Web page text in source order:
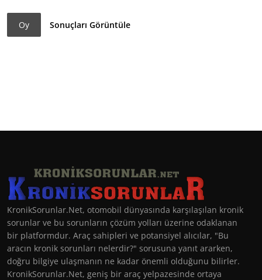
Oy Sonuçları Görüntüle
KronikSorunlar.Net, otomobil dünyasında karşılaşılan kronik
sorunlar ve bu sorunların çözüm yolları üzerine odaklanan
bir platformdur. Araç sahipleri ve potansiyel alıcılar, "Bu
aracın kronik sorunları nelerdir?" sorusuna yanıt ararken,
doğru bilgiye ulaşmanın ne kadar önemli olduğunu bilirler.
KronikSorunlar.Net, geniş bir araç yelpazesinde ortaya